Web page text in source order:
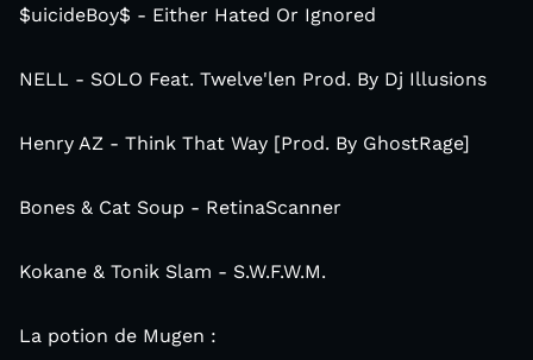
$uicideBoy$ - Either Hated Or Ignored
NELL - SOLO Feat. Twelve'len Prod. By Dj Illusions
Henry AZ - Think That Way [Prod. By GhostRage]
Bones & Cat Soup - RetinaScanner
Kokane & Tonik Slam - S.W.F.W.M.
La potion de Mugen :